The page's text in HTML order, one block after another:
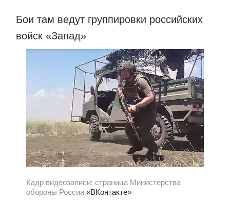
Бои там ведут группировки российских
войск «Запад»
Кадр видеозаписи: страница Министерства
обороны России «ВКонтакте»